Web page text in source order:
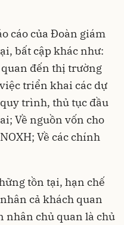
cáo của Đoàn giám
bất cập khác như:
quan đến thị trường
triển khai các dự
trình, thủ tục đầu
Về nguồn vốn cho
Về các chính
tồn tại, hạn chế
cả khách quan
nhân chủ quan là chủ